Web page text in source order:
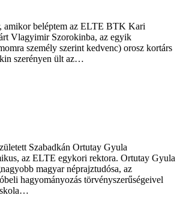
amikor beléptem az ELTE BTK Kari
Vlagyimir Szorokinba, az egyik
személy szerint kedvenc) orosz kortárs
szerényen ült az…
Szabadkán Ortutay Gyula
az ELTE egykori rektora. Ortutay Gyula
magyar néprajztudósa, az
hagyományozás törvényszerűségeivel